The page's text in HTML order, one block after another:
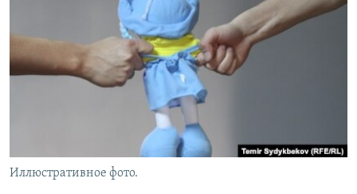
Иллюстративное фото.